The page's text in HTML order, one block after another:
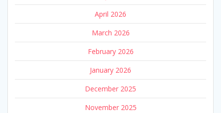
April 2026
March 2026
February 2026
January 2026
December 2025
November 2025